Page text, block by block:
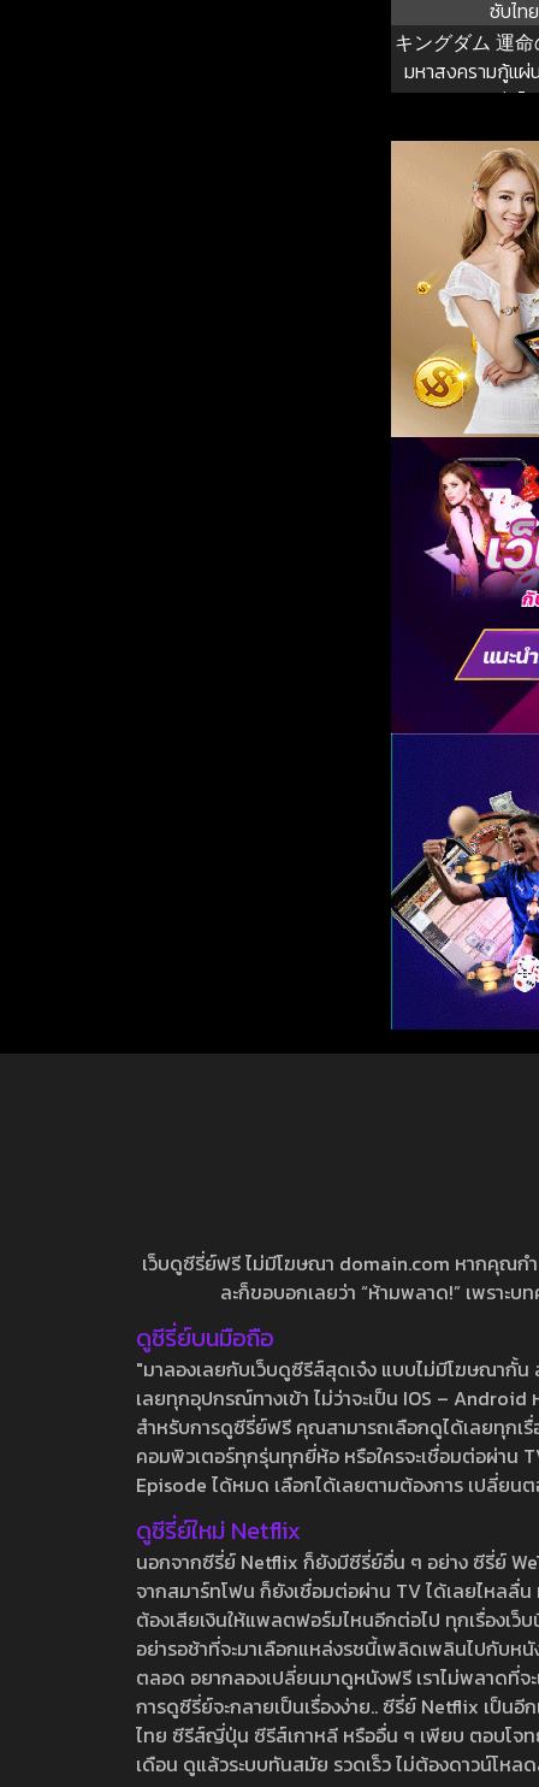
ซับไทย
キングダム 運
มหาสงครามกู้แผ่
เพลิงแห่งโ
เว็บดูซีรี่ย์ฟรี ไม่มีโฆษณา domain.com หากคุณก
ละก็ขอบอกเลยว่า “ห้ามพลาด!” เพราะ
ดูซีรี่ย์บนมือถือ
"มาลองเลยกับเว็บดูซีรีส์สุดเจ๋ง แบบไม่มีโฆษณากั้
เลยทุกอุปกรณ์ทางเข้า ไม่ว่าจะเป็น IOS –
สำหรับการดูซีรี่ย์ฟรี คุณสามารถเลือกดูได้เลยทุกเ
คอมพิวเตอร์ทุกรุ่นทุกยี่ห้อ หรือใครจะเชื่อมต่อผ่าน
Episode ได้หมด เลือกได้เลยตามต้องการ เปลี่ยน
ดูซีรี่ย์ใหม่ Netflix
นอกจากซีรี่ย์ Netflix ก็ยังมีซีรี่ย์อื่น ๆ อย่าง ซีรี่ย์
จากสมาร์ทโฟน ก็ยังเชื่อมต่อผ่าน TV ได้เลยไหลลื่
ต้องเสียเงินให้แพลตฟอร์มไหนอีกต่อไป ทุกเรื่องเว็
อย่ารอช้าที่จะมาเลือกแหล่งรชนี้เพลิดเพลินไปกับห
ตลอด อยากลองเปลี่ยนมาดูหนังฟรี เราไม่พลาดที่
การดูซีรี่ย์จะกลายเป็นเรื่องง่าย.. ซีรี่ย์ Netflix เป็น
ไทย ซีรีส์ญี่ปุ่น ซีรีส์เกาหลี หรืออื่น ๆ เพียบ ตอบโจท
เดือน ดูแล้วระบบทันสมัย รวดเร็ว ไม่ต้องดาวน์โห